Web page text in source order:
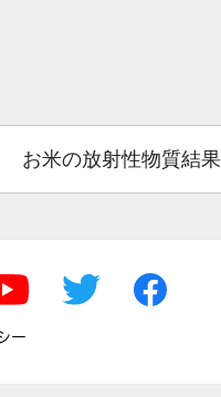
お米の放射性物質結果
ー